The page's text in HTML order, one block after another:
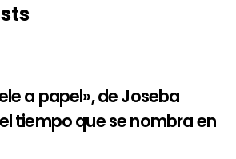
a papel», de Joseba
tiempo que se nombra en